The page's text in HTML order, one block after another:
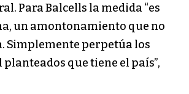
Para Balcells la medida “es
un amontonamiento que no
Simplemente perpetúa los
que tiene el país”,